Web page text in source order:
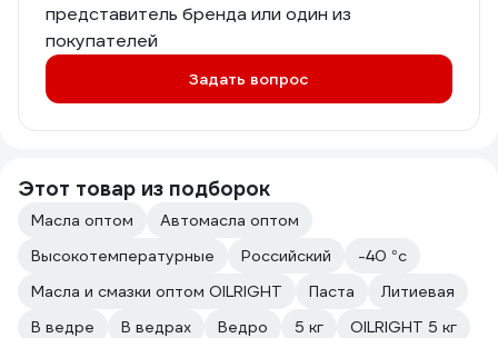
представитель бренда или один из
покупателей
Задать вопрос
Этот товар из подборок
Масла оптом
Автомасла оптом
Высокотемпературные
Российский
-40 °с
Масла и смазки оптом OILRIGHT
Паста
Литиевая
В ведре
В ведрах Ведро 5 кг
OILRIGHT 5 кг